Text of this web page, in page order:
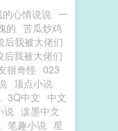
心情说说 一
的 苦瓜炒鸡
后我被大佬们
后我被大佬们
很奇怪 023
顶点小说
3Q中文 中文
说 泼墨中文
笔趣小说 星